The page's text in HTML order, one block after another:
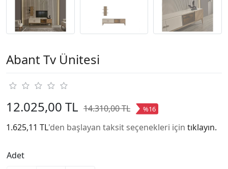
Abant Tv Ünitesi
12.025,00 TL 14.310,00 TL %16
1.625,11 TL'den başlayan taksit seçenekleri için tıklayın.
Adet